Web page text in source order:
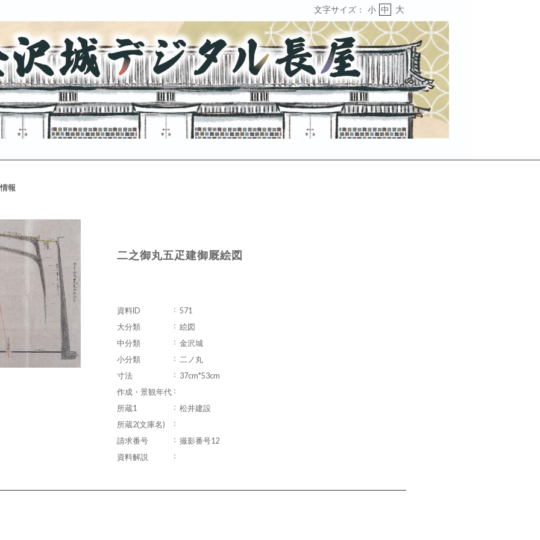
文字サイズ： 小 中 大
報
二之御丸五疋建御厩絵図
資料ID
571
大分類
絵図
中分類
金沢城
小分類
二ノ丸
寸法
37cm*53cm
作成・景観年代
所蔵1
松井建設
所蔵2(文庫名)
請求番号
撮影番号12
資料解説